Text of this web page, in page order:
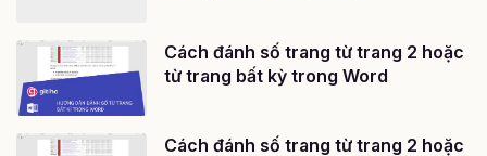
Cách đánh số trang từ trang 2 hoặc
từ trang bất kỳ trong Word
Cách đánh số trang từ trang 2 hoặc